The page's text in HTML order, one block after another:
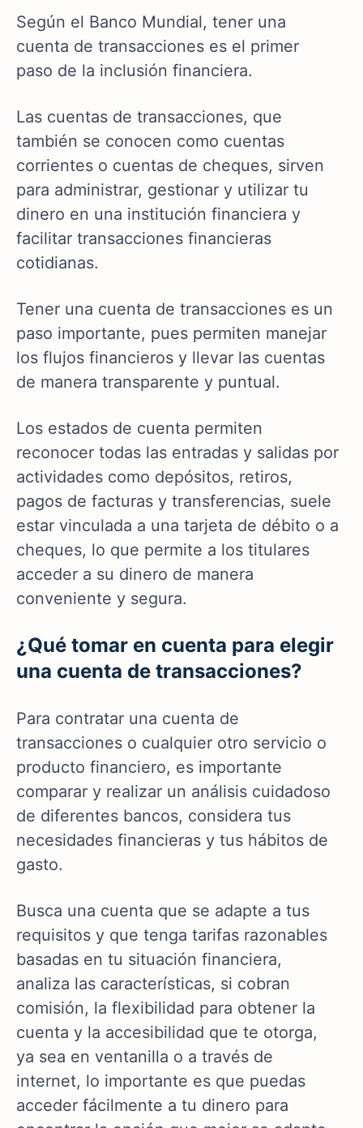
Según el Banco Mundial, tener una
cuenta de transacciones es el primer
paso de la inclusión financiera.
Las cuentas de transacciones, que
también se conocen como cuentas
corrientes o cuentas de cheques, sirven
para administrar, gestionar y utilizar tu
dinero en una institución financiera y
facilitar transacciones financieras
cotidianas.
Tener una cuenta de transacciones es un
paso importante, pues permiten manejar
los flujos financieros y llevar las cuentas
de manera transparente y puntual.
Los estados de cuenta permiten
reconocer todas las entradas y salidas por
actividades como depósitos, retiros,
pagos de facturas y transferencias, suele
estar vinculada a una tarjeta de débito o a
cheques, lo que permite a los titulares
acceder a su dinero de manera
conveniente y segura.
¿Qué tomar en cuenta para elegir
una cuenta de transacciones?
Para contratar una cuenta de
transacciones o cualquier otro servicio o
producto financiero, es importante
comparar y realizar un análisis cuidadoso
de diferentes bancos, considera tus
necesidades financieras y tus hábitos de
gasto.
Busca una cuenta que se adapte a tus
requisitos y que tenga tarifas razonables
basadas en tu situación financiera,
analiza las características, si cobran
comisión, la flexibilidad para obtener la
cuenta y la accesibilidad que te otorga,
ya sea en ventanilla o a través de
internet, lo importante es que puedas
acceder fácilmente a tu dinero para